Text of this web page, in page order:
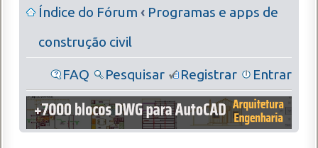
Índice do Fórum ‹ Programas e apps de
construção civil
FAQ Pesquisar Registrar Entrar